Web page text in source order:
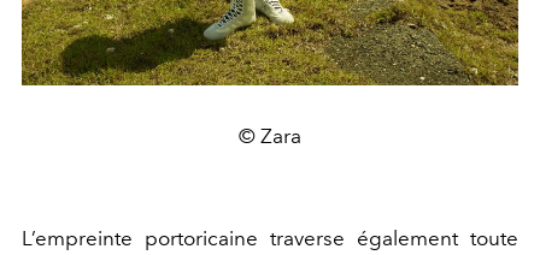
© Zara
L’empreinte portoricaine traverse également toute